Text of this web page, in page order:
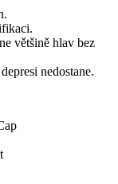
většině hlav bez
nedostane.